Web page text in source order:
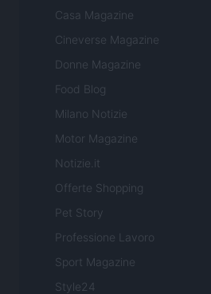
Casa Magazine
Cineverse Magazine
Donne Magazine
Food Blog
Milano Notizie
Motor Magazine
Notizie.it
Offerte Shopping
Pet Story
Professione Lavoro
Sport Magazine
Style24